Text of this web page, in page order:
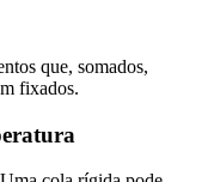
que, somados,
fixados.